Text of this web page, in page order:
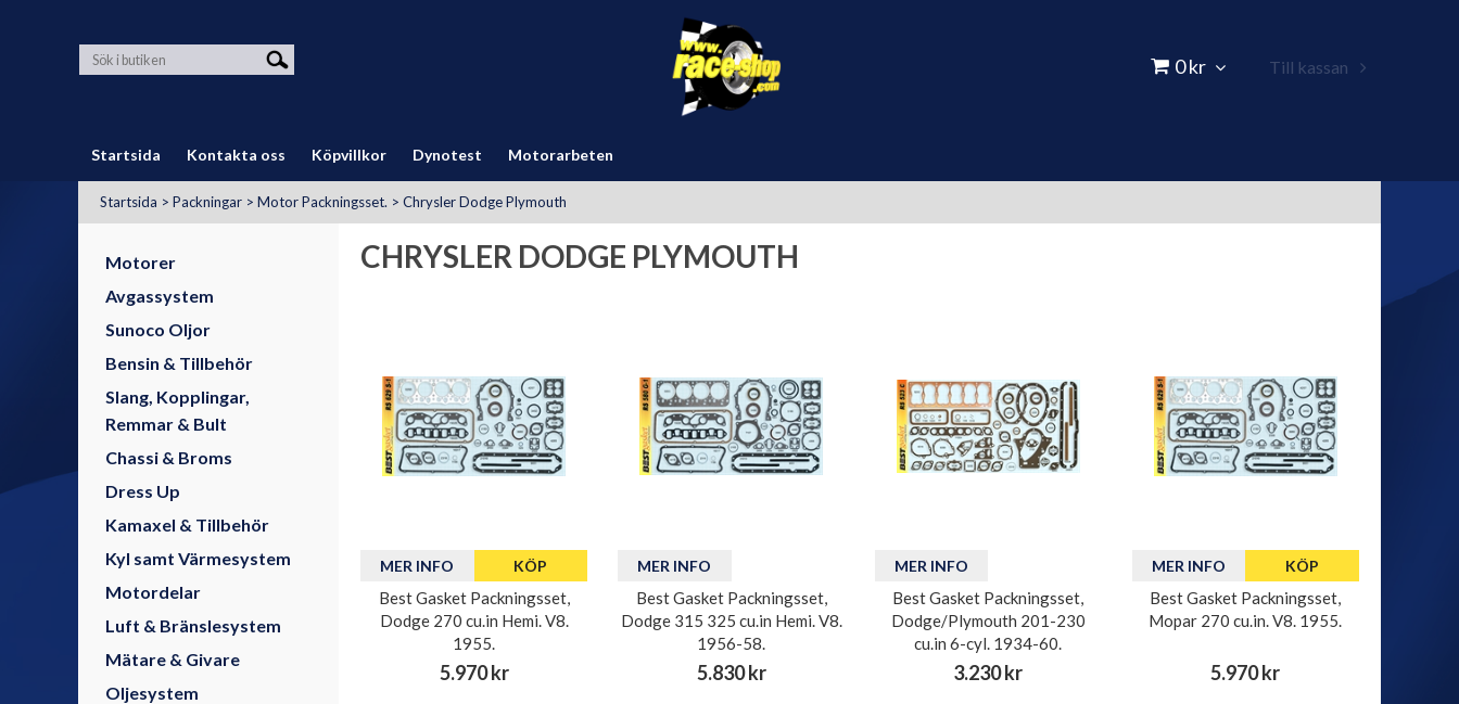
0 kr Till kassan
Startsida Kontakta oss Köpvillkor Dynotest Motorarbeten
Startsida > Packningar > Motor Packningsset. > Chrysler Dodge Plymouth
Motorer
Avgassystem
Sunoco Oljor
Bensin & Tillbehör
Slang, Kopplingar,
Remmar & Bult
Chassi & Broms
Dress Up
Kamaxel & Tillbehör
Kyl samt Värmesystem
Motordelar
Luft & Bränslesystem
Mätare & Givare
Oljesystem
CHRYSLER DODGE PLYMOUTH
MER INFO KÖP
Best Gasket Packningsset,
Dodge 270 cu.in Hemi. V8.
1955.
5.970 kr
MER INFO
Best Gasket Packningsset,
Dodge 315 325 cu.in Hemi. V8.
1956-58.
5.830 kr
MER INFO
Best Gasket Packningsset,
Dodge/Plymouth 201-230
cu.in 6-cyl. 1934-60.
3.230 kr
MER INFO KÖP
Best Gasket Packningsset,
Mopar 270 cu.in. V8. 1955.
5.970 kr